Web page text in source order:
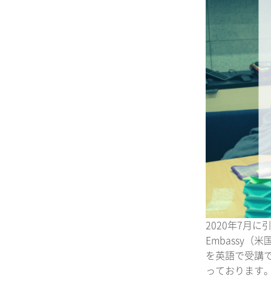
2020年7月に
Embassy（米
を英語で受講
っております